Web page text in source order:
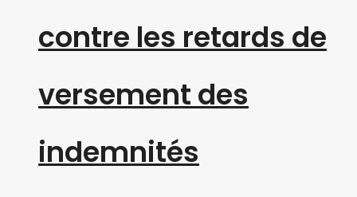
contre les retards de
versement des
indemnités